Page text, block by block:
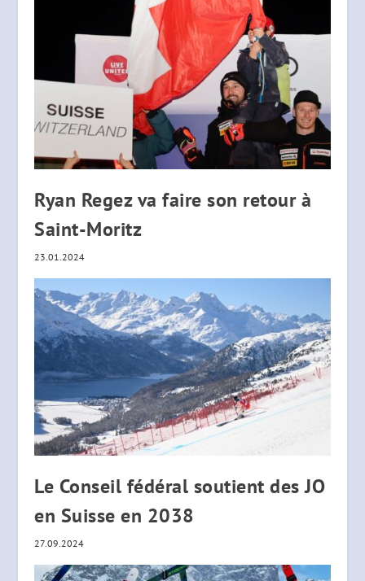
Ryan Regez va faire son retour à
Saint-Moritz
23.01.2024
Le Conseil fédéral soutient des JO
en Suisse en 2038
27.09.2024